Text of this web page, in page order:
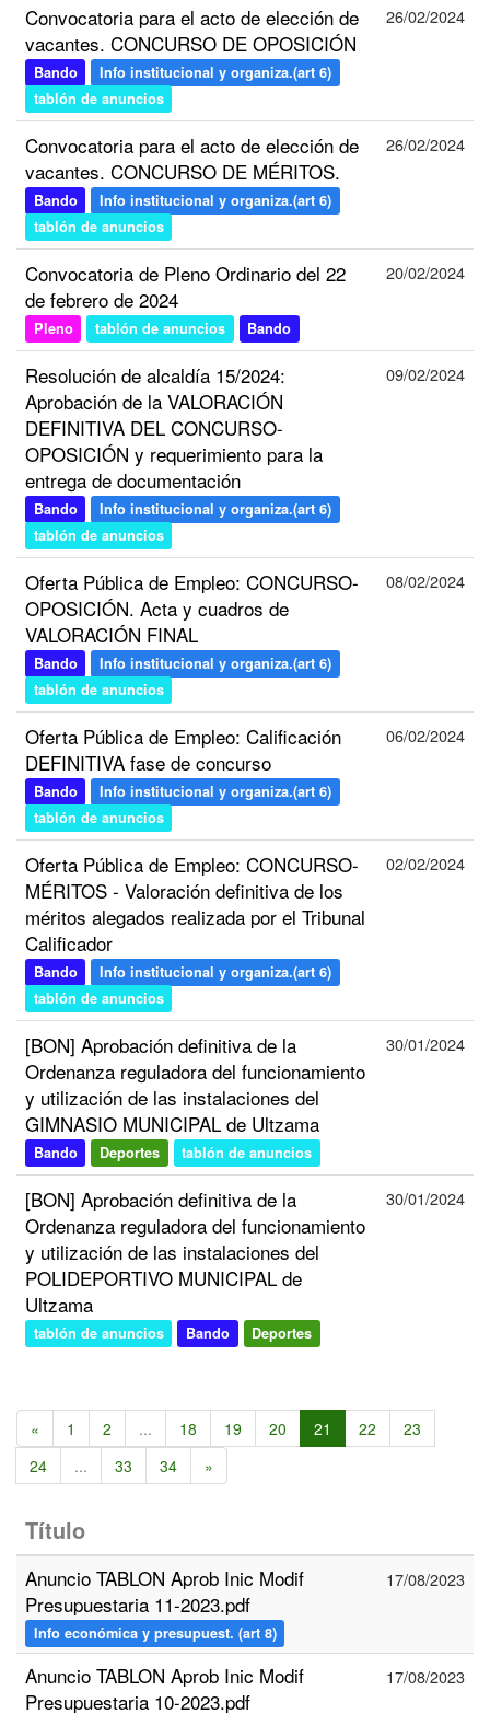
Convocatoria para el acto de elección de
vacantes. CONCURSO DE OPOSICIÓN
Bando
Info institucional y organiza.(art 6)
tablón de anuncios
26/02/2024
Convocatoria para el acto de elección de
vacantes. CONCURSO DE MÉRITOS.
Bando
Info institucional y organiza.(art 6)
tablón de anuncios
26/02/2024
Convocatoria de Pleno Ordinario del 22
de febrero de 2024
Pleno tablón de anuncios Bando
20/02/2024
Resolución de alcaldía 15/2024:
Aprobación de la VALORACIÓN
DEFINITIVA DEL CONCURSO-
OPOSICIÓN y requerimiento para la
entrega de documentación
Bando
Info institucional y organiza.(art 6)
tablón de anuncios
09/02/2024
Oferta Pública de Empleo: CONCURSO-
OPOSICIÓN. Acta y cuadros de
VALORACIÓN FINAL
Bando
Info institucional y organiza.(art 6)
tablón de anuncios
08/02/2024
Oferta Pública de Empleo: Calificación
DEFINITIVA fase de concurso
Bando
Info institucional y organiza.(art 6)
tablón de anuncios
06/02/2024
Oferta Pública de Empleo: CONCURSO-
MÉRITOS - Valoración definitiva de los
méritos alegados realizada por el Tribunal
Calificador
Bando
Info institucional y organiza.(art 6)
tablón de anuncios
02/02/2024
[BON] Aprobación definitiva de la
Ordenanza reguladora del funcionamiento
y utilización de las instalaciones del
GIMNASIO MUNICIPAL de Ultzama
Bando Deportes tablón de anuncios
30/01/2024
[BON] Aprobación definitiva de la
Ordenanza reguladora del funcionamiento
y utilización de las instalaciones del
POLIDEPORTIVO MUNICIPAL de
Ultzama
tablón de anuncios Bando Deportes
30/01/2024
« 1 2 ... 18 19 20 21 22
23
24
... 33 34 »
Título
Anuncio TABLON Aprob Inic Modif
Presupuestaria 11-2023.pdf
Info económica y presupuest. (art 8)
17/08/2023
Anuncio TABLON Aprob Inic Modif
Presupuestaria 10-2023.pdf
17/08/2023